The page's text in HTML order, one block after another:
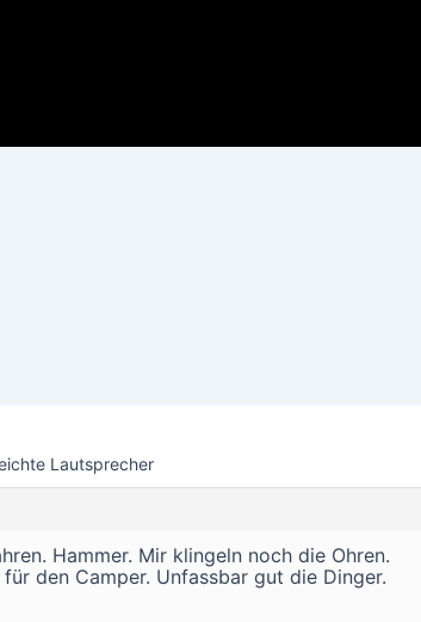
Lautsprecher
Hammer. Mir klingeln noch die Ohren.
den Camper. Unfassbar gut die Dinger.